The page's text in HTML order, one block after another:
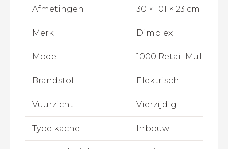
Afmetingen 30 × 101 × 23 cm
Merk Dimplex
Model 1000 Retail Multi
Brandstof Elektrisch
Vuurzicht Vierzijdig
Type kachel Inbouw